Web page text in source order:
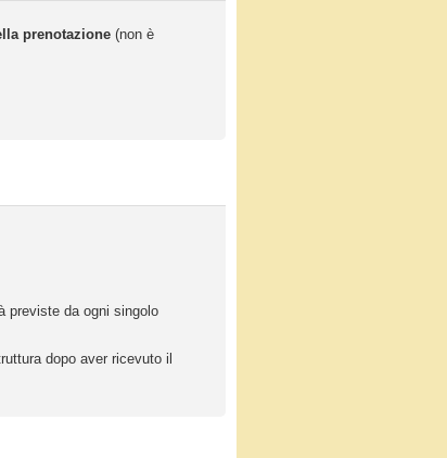
prenotazione(non è
previste da ogni singolo
dopo aver ricevuto il